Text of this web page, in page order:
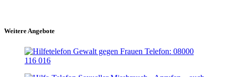
Weitere Angebote